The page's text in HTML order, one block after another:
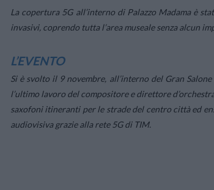
La copertura 5G all’interno di Palazzo Madama è
invasivi, coprendo tutta l’area museale senza alcun
L’EVENTO
Si è svolto il 9 novembre, all’interno del Gran
l’ultimo lavoro del compositore e direttore
saxofoni itineranti per le strade del centro città ed
audiovisiva grazie alla rete 5G di TIM.